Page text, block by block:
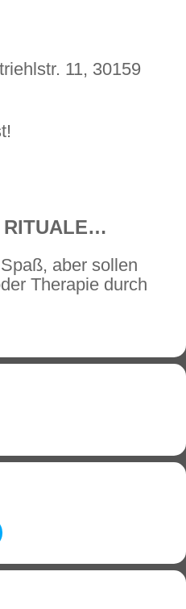
11, 30159
RITUALE…
aber sollen
Therapie durch